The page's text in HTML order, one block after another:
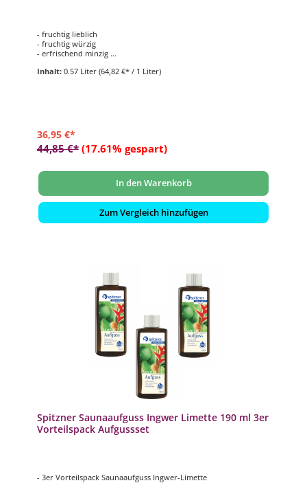
- fruchtig lieblich
- fruchtig würzig
- erfrischend minzig
Inhalt: 0.57 Liter (64,82 €* / 1 Liter)
36,95 €*
44,85 €* (17.61% gespart)
In den Warenkorb
Zum Vergleich hinzufügen
Spitzner Saunaaufguss Ingwer Limette 190 ml 3er
Vorteilspack Aufgussset
- 3er Vorteilspack Saunaaufguss Ingwer-Limette